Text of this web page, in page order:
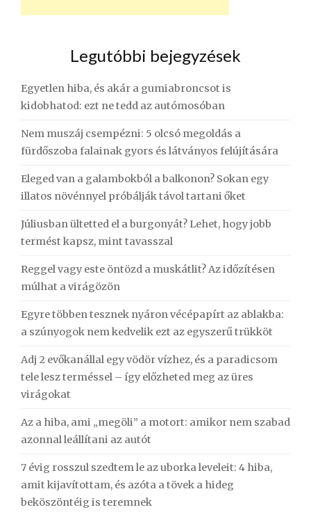
Legutóbbi bejegyzések
Egyetlen hiba, és akár a gumiabroncsot is
kidobhatod: ezt ne tedd az autómosóban
Nem muszáj csempézni: 5 olcsó megoldás a
fürdőszoba falainak gyors és látványos felújítására
Eleged van a galambokból a balkonon? Sokan egy
illatos növénnyel próbálják távol tartani őket
Júliusban ültetted el a burgonyát? Lehet, hogy jobb
termést kapsz, mint tavasszal
Reggel vagy este öntözd a muskátlit? Az időzítésen
múlhat a virágözön
Egyre többen tesznek nyáron vécépapírt az ablakba:
a szúnyogok nem kedvelik ezt az egyszerű trükköt
Adj 2 evőkanállal egy vödör vízhez, és a paradicsom
tele lesz terméssel – így előzheted meg az üres
virágokat
Az a hiba, ami „megöli” a motort: amikor nem szabad
azonnal leállítani az autót
7 évig rosszul szedtem le az uborka leveleit: 4 hiba,
amit kijavítottam, és azóta a tövek a hideg
beköszöntéig is teremnek